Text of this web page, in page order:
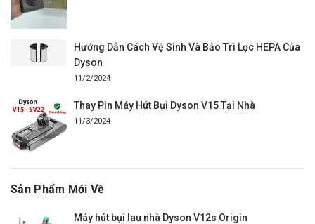
Hướng Dẫn Cách Vệ Sinh Và Bảo Trì Lọc HEPA Của
Dyson
11/2/2024
Thay Pin Máy Hút Bụi Dyson V15 Tại Nhà
11/3/2024
Sản Phẩm Mới Về
Máy hút bụi lau nhà Dyson V12s Origin